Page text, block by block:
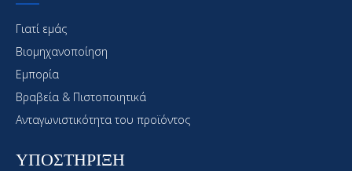
Γιατί εμάς
Βιομηχανοποίηση
Εμπορία
Βραβεία & Πιστοποιητικά
Ανταγωνιστικότητα του προϊόντος
ΥΠΟΣΤΗΡΙΞΗ